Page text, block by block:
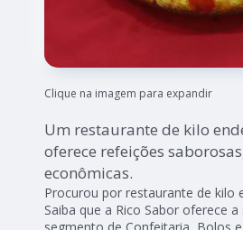
Clique na imagem para expandir
Um restaurante de kilo
oferece refeições
econômicas.
Procurou por restaurante de kilo
Saiba que a Rico Sabor oferece